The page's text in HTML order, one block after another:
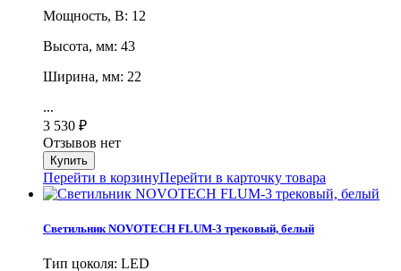
Мощность, В: 12
Высота, мм: 43
Ширина, мм: 22
...
3 530 ₽
Отзывов нет
Перейти в корзинуПерейти в карточку товара
Светильник NOVOTECH FLUM-3 трековый, белый
Тип цоколя: LED